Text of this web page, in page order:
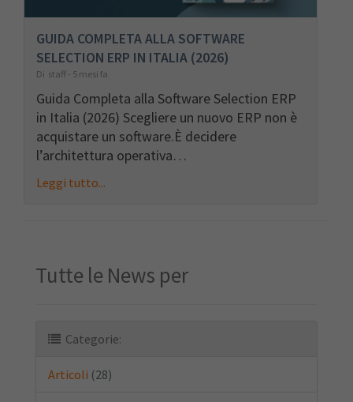
GUIDA COMPLETA ALLA SOFTWARE
SELECTION ERP IN ITALIA (2026)
Di staff - 5 mesi fa
Guida Completa alla Software Selection ERP
in Italia (2026) Scegliere un nuovo ERP non è
acquistare un software.È decidere
l’architettura operativa…
Leggi tutto...
Tutte le News per
Categorie:
Articoli (28)